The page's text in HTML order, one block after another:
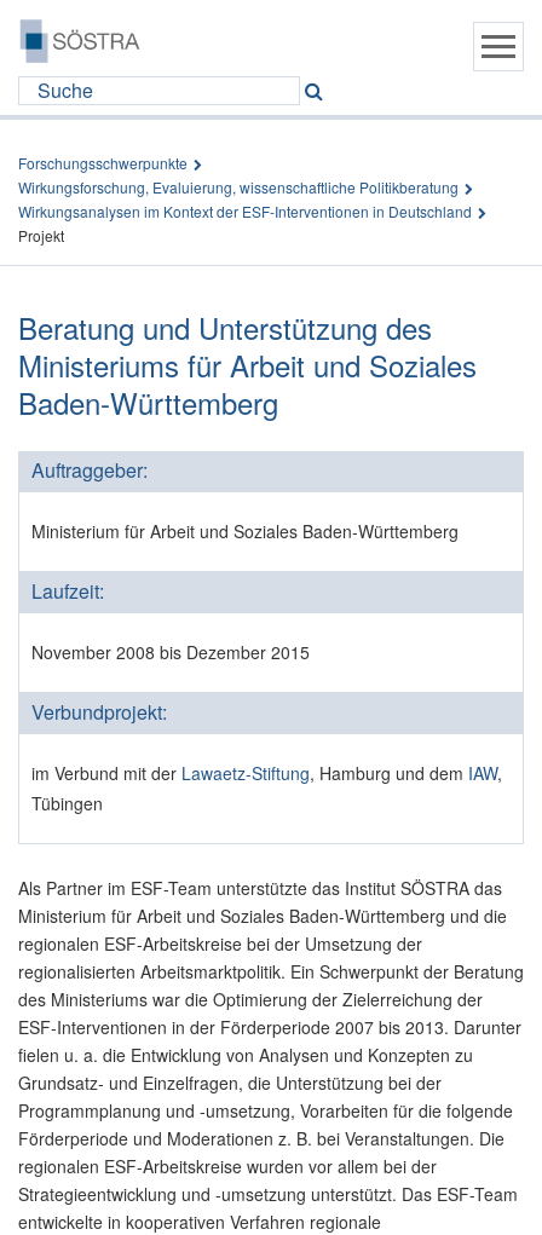
Forschungsschwerpunkte
Wirkungsforschung, Evaluierung, wissenschaftliche Politikberatung
Wirkungsanalysen im Kontext der ESF-Interventionen in Deutschland
Projekt
Beratung und Unterstützung des
Ministeriums für Arbeit und Soziales
Baden-Württemberg
Auftraggeber:
Ministerium für Arbeit und Soziales Baden-Württemberg
Laufzeit:
November 2008 bis Dezember 2015
Verbundprojekt:
im Verbund mit der Lawaetz-Stiftung, Hamburg und dem IAW,
Tübingen
Als Partner im ESF-Team unterstützte das Institut SÖSTRA das
Ministerium für Arbeit und Soziales Baden-Württemberg und die
regionalen ESF-Arbeitskreise bei der Umsetzung der
regionalisierten Arbeitsmarktpolitik. Ein Schwerpunkt der Beratung
des Ministeriums war die Optimierung der Zielerreichung der
ESF-Interventionen in der Förderperiode 2007 bis 2013. Darunter
fielen u. a. die Entwicklung von Analysen und Konzepten zu
Grundsatz- und Einzelfragen, die Unterstützung bei der
Programmplanung und -umsetzung, Vorarbeiten für die folgende
Förderperiode und Moderationen z. B. bei Veranstaltungen. Die
regionalen ESF-Arbeitskreise wurden vor allem bei der
Strategieentwicklung und -umsetzung unterstützt. Das ESF-Team
entwickelte in kooperativen Verfahren regionale